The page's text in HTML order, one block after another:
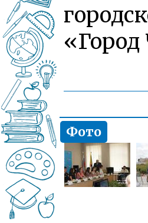
«Город
Фото